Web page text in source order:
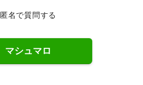
匿名で質問する
マシュマロ